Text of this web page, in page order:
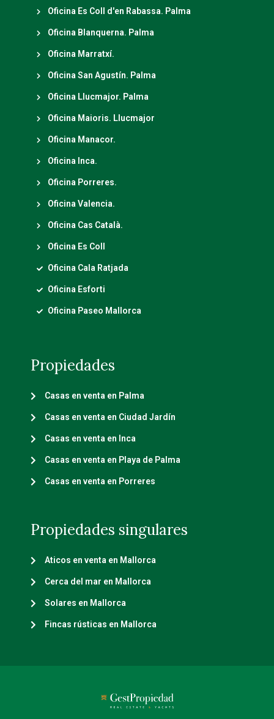
Oficina Es Coll d'en Rabassa. Palma
Oficina Blanquerna. Palma
Oficina Marratxí.
Oficina San Agustín. Palma
Oficina Llucmajor. Palma
Oficina Maioris. Llucmajor
Oficina Manacor.
Oficina Inca.
Oficina Porreres.
Oficina Valencia.
Oficina Cas Català.
Oficina Es Coll
Oficina Cala Ratjada
Oficina Esforti
Oficina Paseo Mallorca
Propiedades
Casas en venta en Palma
Casas en venta en Ciudad Jardín
Casas en venta en Inca
Casas en venta en Playa de Palma
Casas en venta en Porreres
Propiedades singulares
Aticos en venta en Mallorca
Cerca del mar en Mallorca
Solares en Mallorca
Fincas rústicas en Mallorca